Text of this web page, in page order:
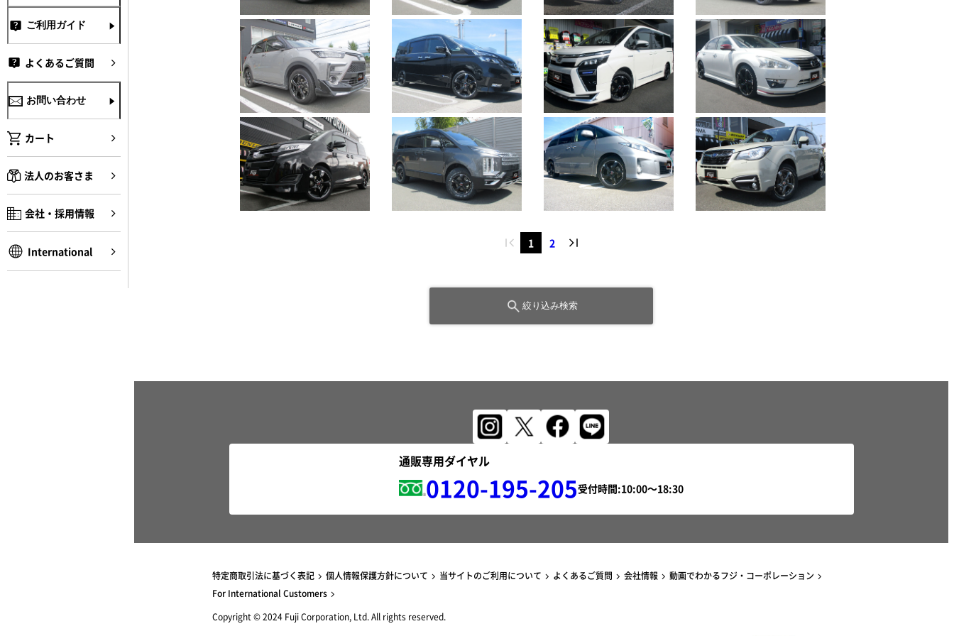
ご利用ガイド
よくあるご質問
お問い合わせ
カート
法人のお客さま
会社・採用情報
International
1 2
絞り込み検索
通販専用ダイヤル
0120-195-205受付時間:
特定商取引法に基づく表記 個人情報保護方針について 当サイトのご利用について よくあるご質問 会社情報
動画でわかるフジ・コーポレーション
For International Customers
Copyright © 2024 Fuji Corporation, Ltd. All rights reserved.